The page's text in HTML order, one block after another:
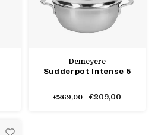
Demeyere
Sudderpot Intense 5
€269,00 €209,00